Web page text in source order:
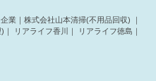
業｜ 株式会社山本清掃(不用品回収) ｜
｜ リアライフ香川 ｜ リアライフ徳島 ｜